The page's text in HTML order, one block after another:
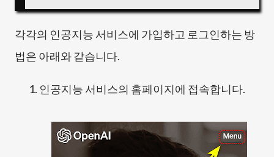
각각의 인공지능 서비스에 가입하고 로그인하는 방
법은 아래와 같습니다.
인공지능 서비스의 홈페이지에 접속합니다.